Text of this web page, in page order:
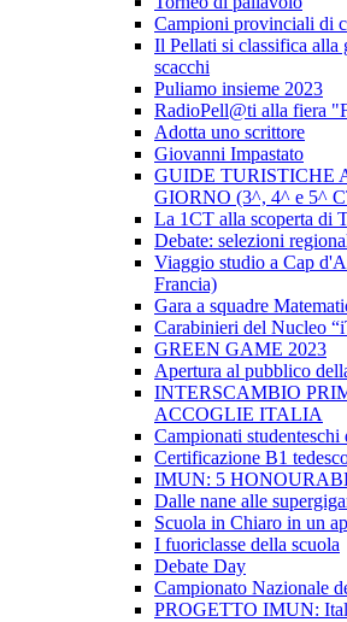
Campioni provinciali di
Il Pellati si classifica alla
scacchi
Puliamo insieme 2023
RadioPell@ti alla fiera
Adotta uno scrittore
Giovanni Impastato
GUIDE TURISTICHE
GIORNO (3^, 4^ e 5^
La 1CT alla scoperta di
Debate: selezioni
Viaggio studio a Cap
Francia)
Gara a squadre
Carabinieri del Nucleo
GREEN GAME 2023
Apertura al pubblico
INTERSCAMBIO
ACCOGLIE ITALIA
Campionati studenteschi
Certificazione B1
IMUN: 5
Dalle nane alle
Scuola in Chiaro in un
I fuoriclasse della scuola
Debate Day
Campionato Nazionale
PROGETTO IMUN: